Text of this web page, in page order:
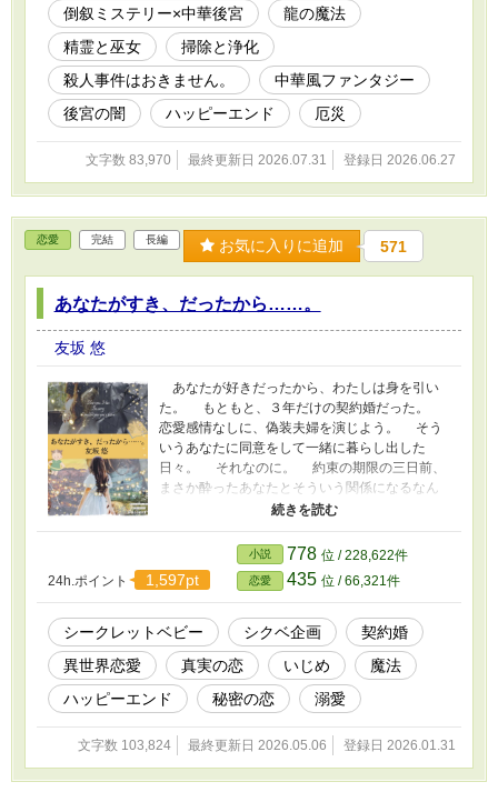
の運命へと足を踏み入れる―― 倒叙ミステリ風
中華風な異世界恋愛ファンタジーデス！！ お楽
しみいただければ嬉しいデス。
倒叙ミステリー×中華後宮
龍の魔法
精霊と巫女
掃除と浄化
殺人事件はおきません。
中華風ファンタジー
後宮の闇
ハッピーエンド 厄災
文字数 83,970 最終更新日 2026.07.31 登録日 2026.06.27
恋愛 完結 長編 お気に入りに追加 571
あなたがすき、だったから……。
友坂 悠
あなたが好きだったから、わたしは身を引い
た。 もともと、３年だけの契約婚だった。
恋愛感情なしに、偽装夫婦を演じよう。 そう
いうあなたに同意をして一緒に暮らし出した
日々。 それなのに。 約束の期限の三日前、
まさか酔ったあなたとそういう関係になるなん
て、思わなかった。 だから。 わたしはそのま
ま翌朝家を出た。 わたしだけが、どんどんあ
なたを好きになってしまったことを隠したく
て。 こんな気持ちを悟られ、あなたに迷惑が
かかるのに、耐えられなくて。 ＃＃＃＃
＃＃＃＃＃＃＃＃＃ なろうさんで開催されてい
た、氷雨そら先生、キムラましゅろう先生主
催、 シークレットベビー企画参加作品だった、
「あなたが好きだったから」という短編に、少
し加筆修正して連載化しました。 初めてのシク
べ、ちょっと変わったタイプのシクべ作品とな
りました。 お楽しみいただけると幸いです。
24h.ポイント 1,597pt
小説 778 位 / 228,622件
恋愛 435 位 / 66,321件
シークレットベビー シクベ企画
契約婚
異世界恋愛
真実の恋 いじめ
魔法
ハッピーエンド
秘密の恋 溺愛
文字数 103,824 最終更新日 2026.05.06 登録日 2026.01.31